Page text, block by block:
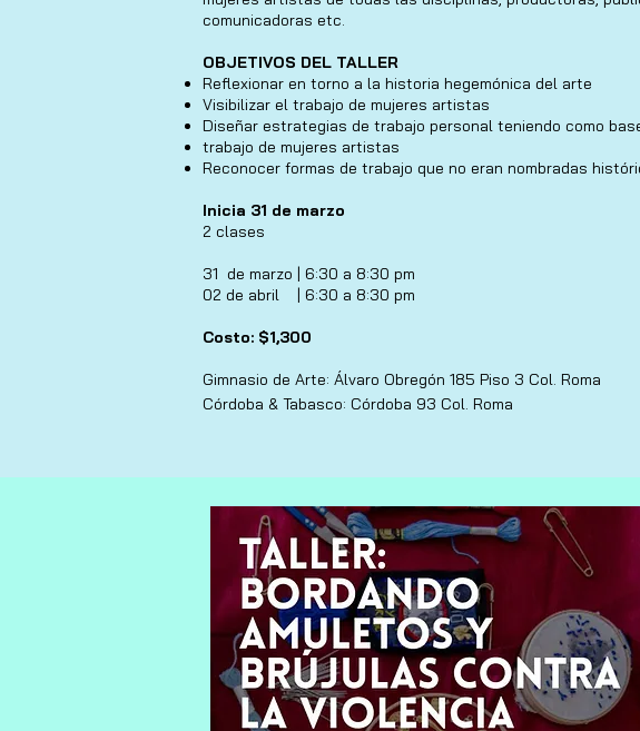
comunicadoras etc.
OBJETIVOS DEL TALLER
Reflexionar en torno a la historia hegemónica del arte
Visibilizar el trabajo de mujeres artistas
Diseñar estrategias de trabajo personal teniendo como
trabajo de mujeres artistas
Reconocer formas de trabajo que no eran nombradas
Inicia 31 de marzo
2 clases
31 de marzo | 6:30 a 8:30 pm
02 de abril | 6:30 a 8:30 pm
Costo: $1,300
Gimnasio de Arte: Álvaro Obregón 185 Piso 3 Col. Roma
Córdoba & Tabasco: Córdoba 93 Col. Roma